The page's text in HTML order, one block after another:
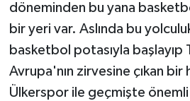
döneminden bu yana
bir yeri var. Aslında bu
basketbol potasıyla başlayıp
Avrupa'nın zirvesine çıkan
Ülkerspor ile geçmişte önemli